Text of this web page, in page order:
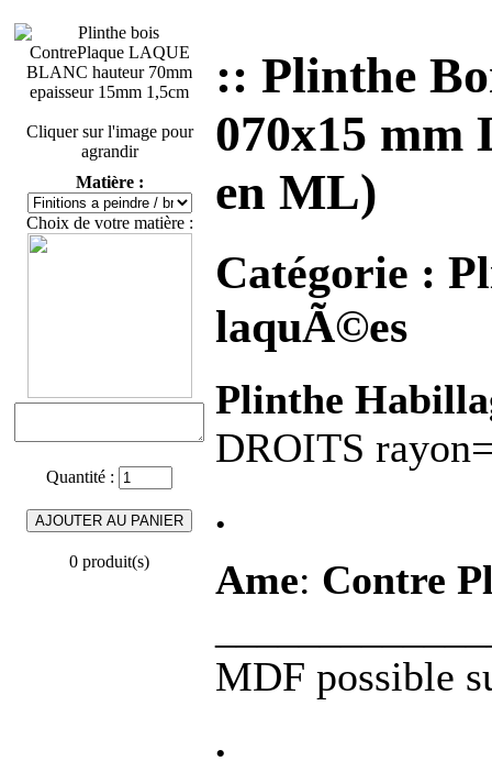
Cliquer sur l'image pour
agrandir
Matière :
Choix de votre matière :
Quantité :
0 produit(s)
:: Plinthe
070x15
en ML)
Catégorie :
laquÃ©es
Plinthe
DROITS
.
Ame: Contre
MDF possible
.